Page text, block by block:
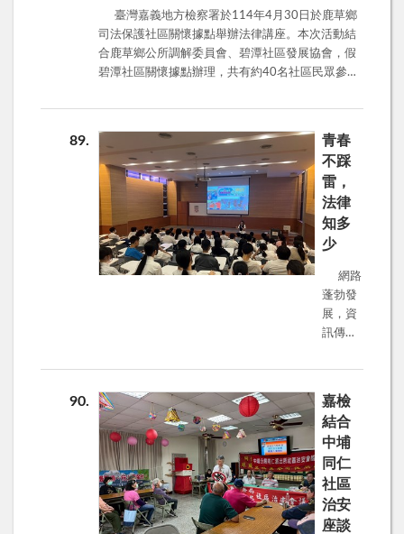
拾對未來的信心與勇氣。
大家！詐騙集團很狡猾，但我們更聰明！ 一起守護
荷包，平安過好每一天！
臺灣嘉義地方檢察署於114年4月30日於鹿草鄉
司法保護社區關懷據點舉辦法律講座。本次活動結
合鹿草鄉公所調解委員會、碧潭社區發展協會，假
碧潭社區關懷據點辦理，共有約40名社區民眾參
前夕致贈現場的長輩們康乃馨，提前歡慶母親節。
本次講座由嚴健彰觀護人主講「反詐騙宣導」，
嚴觀護人特別提醒現場的長輩，留意陌生電話，特
別是社會常發生的假冒檢警、猜猜我是誰、假投
資、騙取人頭帳戶等。尤其是投資詐騙財損高居不
下，投資理財需謹慎小心，line投資群組都是假的，
保證獲利、穩賺不賠必定有詐，想要投資理財務必
循正規管道向金融機構洽詢。 另外，也請長輩們
多關心社區的年輕朋友，詐團常以「輕鬆、簡單、
快速賺錢」為訴求，看準人性弱點，吸收年輕人為
車手，千萬不要被金錢引誘；或者輕易將金融、帳
戶帳號交付、提供予他人使用，成為詐欺集團幫
兇，觸犯法律。 本署落實法務部反詐騙宣導政
化民眾警覺性，保障人民財產安全。
89
青春
不踩
雷，
法律
知多
少
網路
蓬勃發
展，資
訊傳播
屆，犯
身其
中，為
強化青
少年犯
罪預防
之效，
嘉義地
90
嘉檢
結合
中埔
同仁
社區
治安
座談